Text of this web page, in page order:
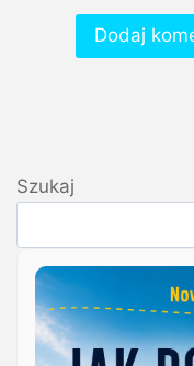
Szukaj